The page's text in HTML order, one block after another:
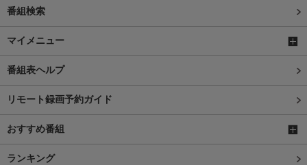
番組検索
マイメニュー
番組表ヘルプ
リモート録画予約ガイド
おすすめ番組
ランキング